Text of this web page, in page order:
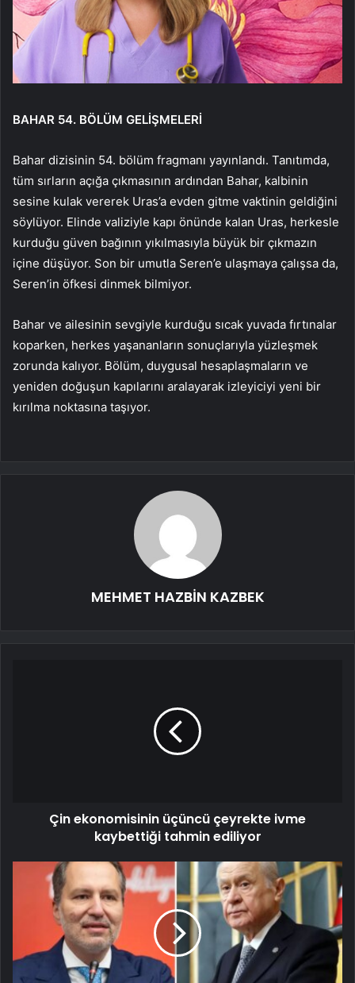
BAHAR 54. BÖLÜM GELİŞMELERİ
Bahar dizisinin 54. bölüm fragmanı yayınlandı. Tanıtımda,
tüm sırların açığa çıkmasının ardından Bahar, kalbinin
sesine kulak vererek Uras’a evden gitme vaktinin geldiğini
söylüyor. Elinde valiziyle kapı önünde kalan Uras, herkesle
kurduğu güven bağının yıkılmasıyla büyük bir çıkmazın
içine düşüyor. Son bir umutla Seren’e ulaşmaya çalışsa da,
Seren’in öfkesi dinmek bilmiyor.
Bahar ve ailesinin sevgiyle kurduğu sıcak yuvada fırtınalar
koparken, herkes yaşananların sonuçlarıyla yüzleşmek
zorunda kalıyor. Bölüm, duygusal hesaplaşmaların ve
yeniden doğuşun kapılarını aralayarak izleyiciyi yeni bir
kırılma noktasına taşıyor.
MEHMET HAZBİN KAZBEK
Çin ekonomisinin üçüncü çeyrekte ivme
kaybettiği tahmin ediliyor